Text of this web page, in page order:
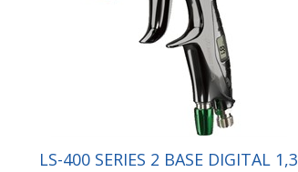
LS-400 SERIES 2 BASE DIGITAL 1,3